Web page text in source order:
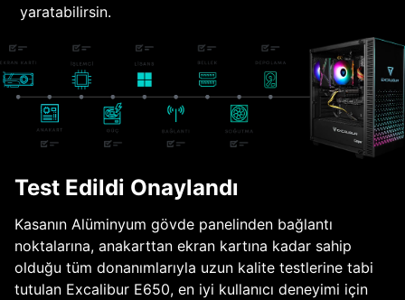
yaratabilirsin.
Test Edildi Onaylandı
Kasanın Alüminyum gövde panelinden bağlantı
noktalarına, anakarttan ekran kartına kadar sahip
olduğu tüm donanımlarıyla uzun kalite testlerine tabi
tutulan Excalibur E650, en iyi kullanıcı deneyimi için